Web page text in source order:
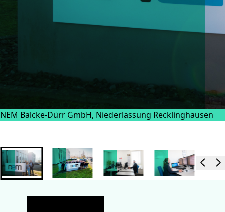
NEM Balcke-Dürr GmbH, Niederlassung Recklinghausen